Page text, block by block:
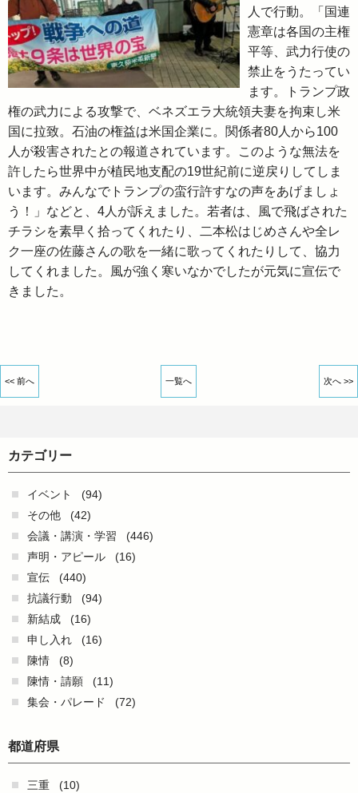
人で行動。「国連
憲章は各国の主権
平等、武力行使の
禁止をうたってい
ます。トランプ政
権の武力による攻撃で、ベネズエラ大統領夫妻を拘束し米
国に拉致。石油の権益は米国企業に。関係者80人から100
人が殺害されたとの報道されています。このような無法を
許したら世界中が植民地支配の19世紀前に逆戻りしてしま
います。みんなでトランプの蛮行許すなの声をあげましょ
う！」などと、4人が訴えました。若者は、風で飛ばされた
チラシを素早く拾ってくれたり、二本松はじめさんや全レ
ク一座の佐藤さんの歌を一緒に歌ってくれたりして、協力
してくれました。風が強く寒いなかでしたが元気に宣伝で
きました。
<< 前へ 一覧へ 次へ >>
カテゴリー
イベント
(94)
その他
(42)
会議・講演・学習
(446)
声明・アピール
(16)
宣伝
(440)
抗議行動
(94)
新結成
(16)
申し入れ
(16)
陳情
(8)
陳情・請願
(11)
集会・パレード
(72)
都道府県
三重
(10)